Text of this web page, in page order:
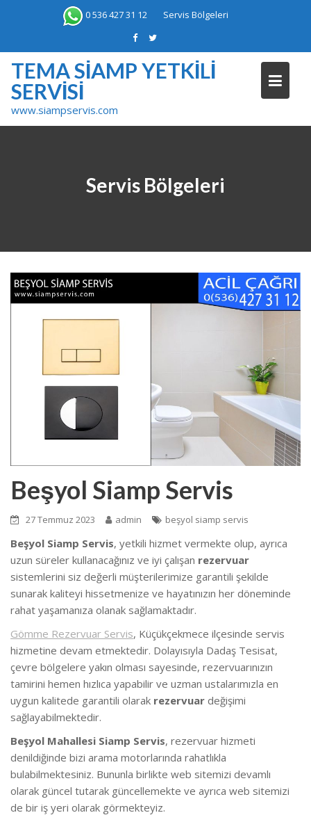
0 536 427 31 12 Servis Bölgeleri
TEMA SIAMP YETKILI
SERVISI
www.siampservis.com
Servis Bölgeleri
Beşyol Siamp Servis
27 Temmuz 2023 admin beşyol siamp servis
Beşyol Siamp Servis, yetkili hizmet vermekte olup, ayrıca
uzun süreler kullanacağınız ve iyi çalışan rezervuar
sistemlerini siz değerli müşterilerimize garantili şekilde
sunarak kaliteyi hissetmenize ve hayatınızın her döneminde
rahat yaşamanıza olanak sağlamaktadır.
Gömme Rezervuar Servis, Küçükçekmece ilçesinde servis
hizmetine devam etmektedir. Dolayısıyla Dadaş Tesisat,
çevre bölgelere yakın olması sayesinde, rezervuarınızın
tamirini hemen hızlıca yapabilir ve uzman ustalarımızla en
uygun kalitede garantili olarak rezervuar değişimi
sağlayabilmektedir.
Beşyol Mahallesi Siamp Servis, rezervuar hizmeti
denildiğinde bizi arama motorlarında rahatlıkla
bulabilmektesiniz. Bununla birlikte web sitemizi devamlı
olarak güncel tutarak güncellemekte ve ayrıca web sitemizi
de bir iş yeri olarak görmekteyiz.